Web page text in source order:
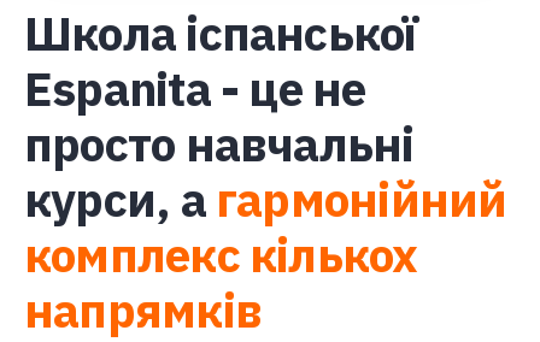
Школа іспанської
Espanita - це не
просто навчальні
курси, а гармонійний
комплекс кількох
напрямків